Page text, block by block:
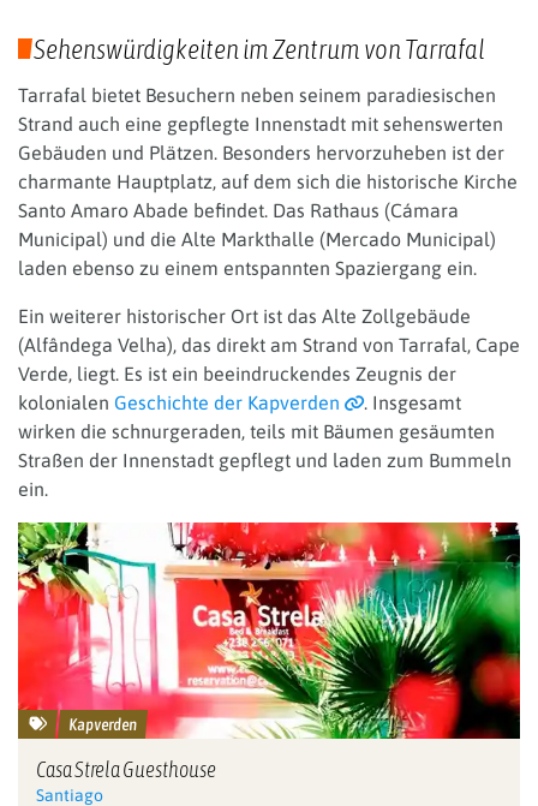
Sehenswürdigkeiten im Zentrum von Tarrafal
Tarrafal bietet Besuchern neben seinem paradiesischen
Strand auch eine gepflegte Innenstadt mit sehenswerten
Gebäuden und Plätzen. Besonders hervorzuheben ist der
charmante Hauptplatz, auf dem sich die historische Kirche
Santo Amaro Abade befindet. Das Rathaus (Cámara
Municipal) und die Alte Markthalle (Mercado Municipal)
laden ebenso zu einem entspannten Spaziergang ein.
Ein weiterer historischer Ort ist das Alte Zollgebäude
(Alfândega Velha), das direkt am Strand von Tarrafal, Cape
Verde, liegt. Es ist ein beeindruckendes Zeugnis der
kolonialen Geschichte der Kapverden
. Insgesamt
wirken die schnurgeraden, teils mit Bäumen gesäumten
Straßen der Innenstadt gepflegt und laden zum Bummeln
ein.
Kapverden
Casa Strela Guesthouse
Santiago